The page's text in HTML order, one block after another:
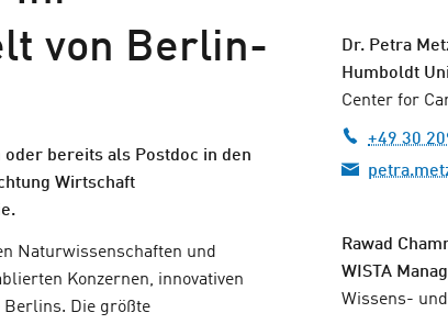
von Berlin-
bereits als Postdoc in den
Wirtschaft
Naturwissenschaften und
Konzernen, innovativen
Die größte
Dr. Petra
Humboldt
Center for
+49 30
Rawad
WISTA
Wissens-